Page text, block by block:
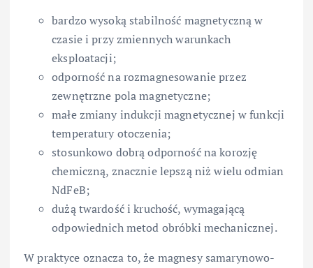
bardzo wysoką stabilność magnetyczną w
czasie i przy zmiennych warunkach
eksploatacji;
odporność na rozmagnesowanie przez
zewnętrzne pola magnetyczne;
małe zmiany indukcji magnetycznej w funkcji
temperatury otoczenia;
stosunkowo dobrą odporność na korozję
chemiczną, znacznie lepszą niż wielu odmian
NdFeB;
dużą twardość i kruchość, wymagającą
odpowiednich metod obróbki mechanicznej.
W praktyce oznacza to, że magnesy samarynowo-